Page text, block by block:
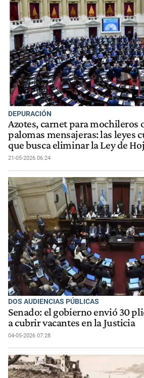
DEPURACIÓN
Azotes, carnet para mochileros
palomas mensajeras: las leyes
que busca eliminar la Ley de
21-05-2026 06:24
DOS AUDIENCIAS PÚBLICAS
Senado: el gobierno envió 30
a cubrir vacantes en la Justicia
04-05-2026 07:28